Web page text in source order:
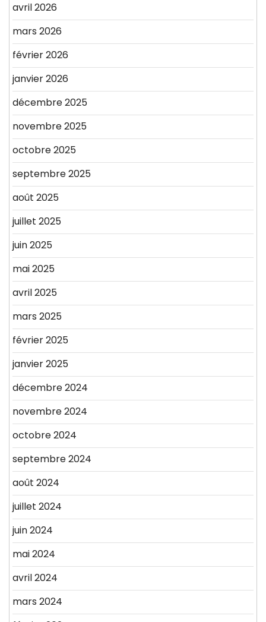
avril 2026
mars 2026
février 2026
janvier 2026
décembre 2025
novembre 2025
octobre 2025
septembre 2025
août 2025
juillet 2025
juin 2025
mai 2025
avril 2025
mars 2025
février 2025
janvier 2025
décembre 2024
novembre 2024
octobre 2024
septembre 2024
août 2024
juillet 2024
juin 2024
mai 2024
avril 2024
mars 2024